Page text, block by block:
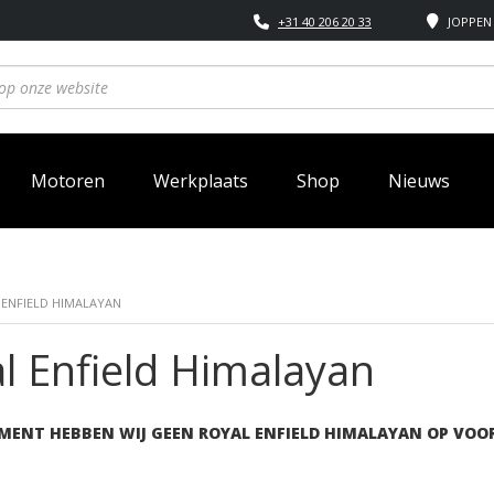
+31 40 206 20 33
Motoren Werkplaats Shop Nieuws
HIMALAYAN
Enfield Himalayan
HEBBEN WIJ GEEN ROYAL ENFIELD HIMALAYAN OP